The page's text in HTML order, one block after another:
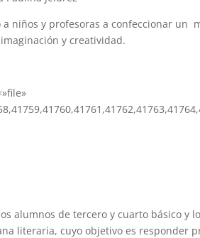
a niños y profesoras a confeccionar un
y creatividad.
alumnos de tercero y cuarto básico y
literaria, cuyo objetivo es responder